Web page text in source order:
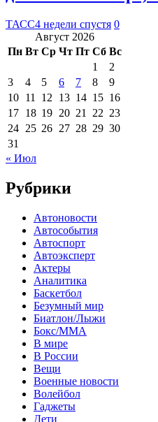
ТАСС4 недели спустя 0
Август 2026
Пн Вт Ср Чт Пт Сб Вс
1
2
3
4 5 6 7 8
9
10 11 12 13 14 15 16
17 18 19 20 21 22 23
24 25 26 27 28 29 30
31
« Июл
Рубрики
Автоновости
Автособытия
Автоспорт
Автоэксперт
Актеры
Аналитика
Баскетбол
Безумный мир
Биатлон/Лыжи
Бокс/MMA
В мире
В России
Вещи
Военные новости
Волейбол
Гаджеты
Дети